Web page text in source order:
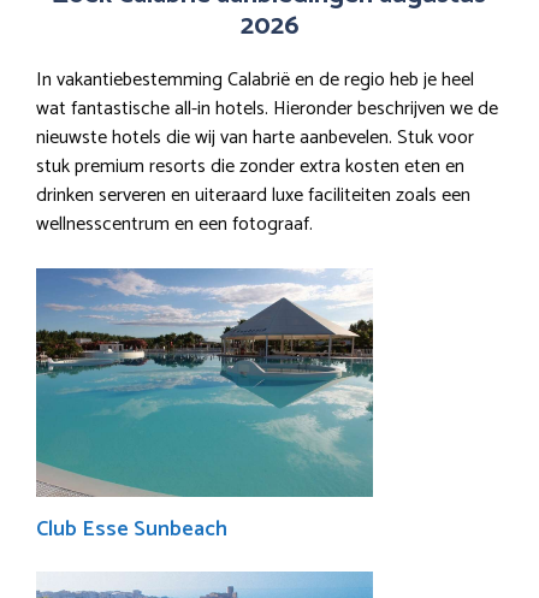
2026
In vakantiebestemming Calabrië en de regio heb je heel
wat fantastische all-in hotels. Hieronder beschrijven we de
nieuwste hotels die wij van harte aanbevelen. Stuk voor
stuk premium resorts die zonder extra kosten eten en
drinken serveren en uiteraard luxe faciliteiten zoals een
wellnesscentrum en een fotograaf.
Club Esse Sunbeach